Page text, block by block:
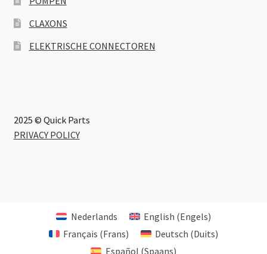
CLAXONS
ELEKTRISCHE CONNECTOREN
2025 © Quick Parts
PRIVACY POLICY
Nederlands English (Engels)
Français (Frans) Deutsch (Duits)
Español (Spaans)